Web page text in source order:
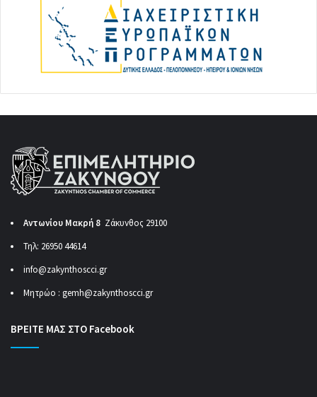
Αντωνίου Μακρή 8 Ζάκυνθος 29100
Τηλ: 26950 44614
info@zakynthoscci.gr
Μητρώο : gemh@zakynthoscci.gr
ΒΡΕΙΤΕ ΜΑΣ ΣΤΟ Facebook